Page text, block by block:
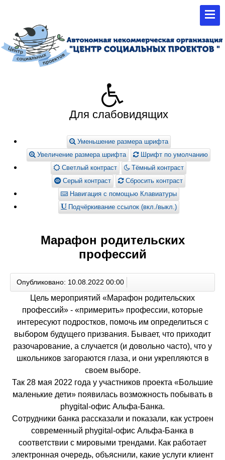
Для слабовидящих
Уменьшение размера шрифта
Увеличение размера шрифта
Шрифт по умолчанию
Светлый контраст
Тёмный контраст
Серый контраст
Сбросить контраст
Навигация с помощью Клавиатуры
Подчёркивание ссылок (вкл./выкл.)
Марафон родительских
профессий
Опубликовано: 10.08.2022 00:00
Цель мероприятий «Марафон родительских
профессий» - «примерить» профессии, которые
интересуют подростков, помочь им определиться с
выбором будущего призвания. Бывает, что приходит
разочарование, а случается (и довольно часто), что у
школьников загораются глаза, и они укрепляются в
своем выборе.
Так 28 мая 2022 года у участников проекта «Большие
маленькие дети» появилась возможность побывать в
phygital-офис Альфа-Банка.
Сотрудники банка рассказали и показали, как устроен
современный phygital-офис Альфа-Банка в
соответствии с мировыми трендами. Как работает
электронная очередь, объяснили, какие услуги клиент